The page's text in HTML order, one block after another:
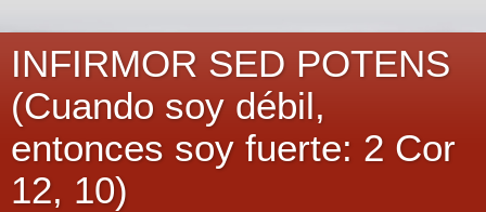
INFIRMOR SED POTENS
(Cuando soy débil,
entonces soy fuerte: 2 Cor
12, 10)